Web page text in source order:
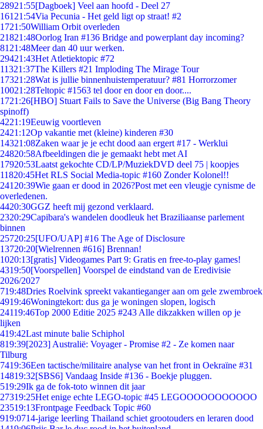
28921:55[Dagboek] Veel aan hoofd - Deel 27
161 21:54Via Pecunia - Het geld ligt op straat! #2
1721:50William Orbit overleden
21821:48Oorlog Iran #136 Bridge and powerplant day incoming?
81 21:48Meer dan 40 uur werken.
29421:43Het Atletiektopic #72
11321:37The Killers #21 Imploding The Mirage Tour
17321:28Wat is jullie binnenhuistemperatuur? #81 Horrorzomer
10021:28Teltopic #1563 tel door en door en door....
1721:26[HBO] Stuart Fails to Save the Universe (Big Bang Theory
spinoff)
4221:19Eeuwig voortleven
2421:12Op vakantie met (kleine) kinderen #30
14321:08Zaken waar je je echt dood aan ergert #17 - Werklui
24820:58Afbeeldingen die je gemaakt hebt met AI
17920:53Laatst gekochte CD/LP/MuziekDVD deel 75 | koopjes
11820:45Het RLS Social Media-topic #160 Zonder Kolonel!!
241 20:39Wie gaan er dood in 2026?Post met een vleugje cynisme de
overledenen.
4420:30GGZ heeft mij gezond verklaard.
2320:29Capibara's wandelen doodleuk het Braziliaanse parlement
binnen
25720:25[UFO/UAP] #16 The Age of Disclosure
13720:20[Wielrennen #616] Brennan!
1020:13[gratis] Videogames Part 9: Gratis en free-to-play games!
4319:50[Voorspellen] Voorspel de eindstand van de Eredivisie
2026/2027
719:48Dries Roelvink spreekt vakantieganger aan om gele zwembroek
4919:46Woningtekort: dus ga je woningen slopen, logisch
24119:46Top 2000 Editie 2025 #243 Alle dikzakken willen op je
lijken
419:42Last minute balie Schiphol
819:39[2023] Australië: Voyager - Promise #2 - Ze komen naar
Tilburg
7419:36Een tactische/militaire analyse van het front in Oekraïne #31
14819:32[SBS6] Vandaag Inside #136 - Boekje pluggen.
519:29Ik ga de fok-toto winnen dit jaar
27319:25Het enige echte LEGO-topic #45 LEGOOOOOOOOOOO
23519:13Frontpage Feedback Topic #60
919:0714-jarige leerling Thailand schiet grootouders en leraren dood